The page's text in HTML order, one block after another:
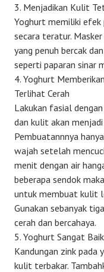
3. Menjadikan Kulit
Yoghurt memiliki efek
secara teratur.
yang penuh bercak
seperti paparan sinar
4. Yoghurt
Terlihat Cerah
Lakukan fasial
dan kulit akan
Pembuatannnya
wajah setelah
menit dengan air
beberapa sendok
untuk membuat kulit
Gunakan sebanyak
cerah dan bercahaya.
5. Yoghurt Sangat
Kandungan zink pada
kulit terbakar.